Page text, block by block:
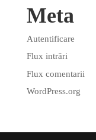
Meta
Autentificare
Flux intrări
Flux comentarii
WordPress.org